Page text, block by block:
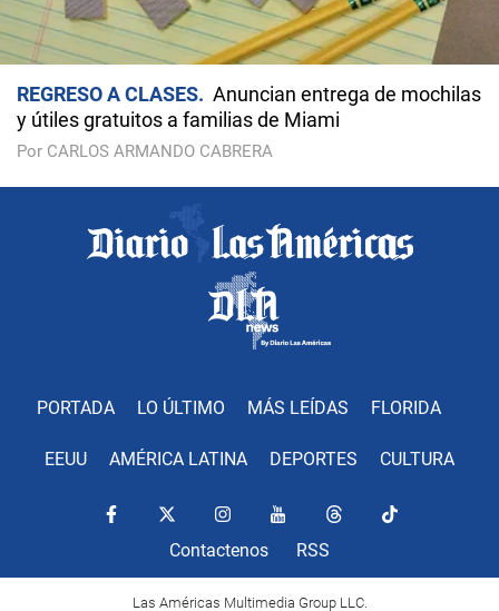
REGRESO A CLASES
Anuncian entrega de mochilas
y útiles gratuitos a familias de Miami
Por CARLOS ARMANDO CABRERA
PORTADA LO ÚLTIMO MÁS LEÍDAS FLORIDA
EEUU AMÉRICA LATINA DEPORTES CULTURA
Contactenos RSS
Las Américas Multimedia Group LLC.